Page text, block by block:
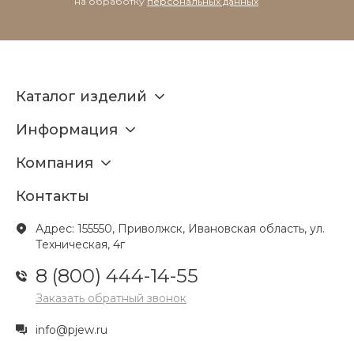
Каталог изделий
Информация
Компания
Контакты
Адрес: 155550, Приволжск, Ивановская область, ул.
Техническая, 4г
8 (800) 444-14-55
Заказать обратный звонок
info@pjew.ru